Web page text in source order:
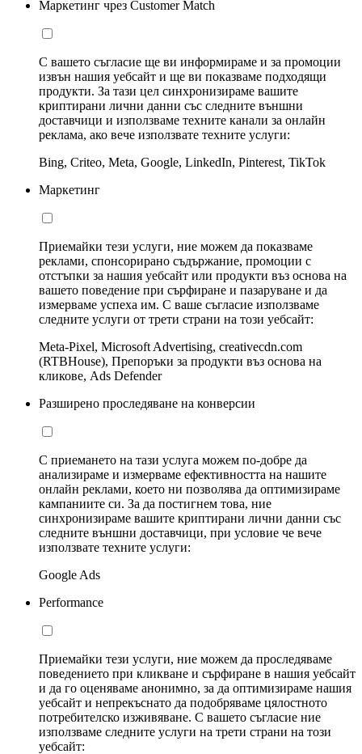
Маркетинг чрез Customer Match
С вашето съгласие ще ви информираме и за промоции
извън нашия уебсайт и ще ви показваме подходящи
продукти. За тази цел синхронизираме вашите
криптирани лични данни със следните външни
доставчици и използваме техните канали за онлайн
реклама, ако вече използвате техните услуги:
Bing, Criteo, Meta, Google, LinkedIn, Pinterest, TikTok
Маркетинг
Приемайки тези услуги, ние можем да показваме
реклами, спонсорирано съдържание, промоции с
отстъпки за нашия уебсайт или продукти въз основа на
вашето поведение при сърфиране и пазаруване и да
измерваме успеха им. С ваше съгласие използваме
следните услуги от трети страни на този уебсайт:
Meta-Pixel, Microsoft Advertising, creativecdn.com
(RTBHouse), Препоръки за продукти въз основа на
кликове, Ads Defender
Разширено проследяване на конверсии
С приемането на тази услуга можем по-добре да
анализираме и измерваме ефективността на нашите
онлайн реклами, което ни позволява да оптимизираме
кампаниите си. За да постигнем това, ние
синхронизираме вашите криптирани лични данни със
следните външни доставчици, при условие че вече
използвате техните услуги:
Google Ads
Performance
Приемайки тези услуги, ние можем да проследяваме
поведението при кликване и сърфиране в нашия уебсайт
и да го оценяваме анонимно, за да оптимизираме нашия
уебсайт и непрекъснато да подобряваме цялостното
потребителско изживяване. С вашето съгласие ние
използваме следните услуги на трети страни на този
уебсайт: